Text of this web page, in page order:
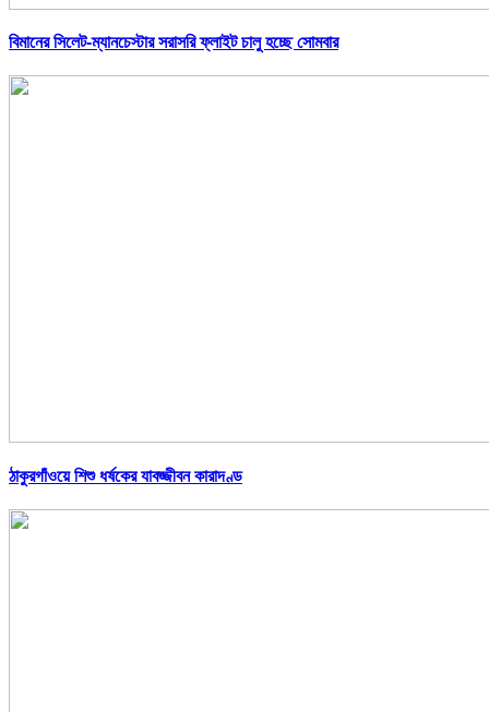
বিমানের সিলেট-ম্যানচেস্টার সরাসরি ফ্লাইট চালু হচ্ছে সোমবার
ঠাকুরগাঁওয়ে শিশু ধর্ষকের যাবজ্জীবন কারাদণ্ড